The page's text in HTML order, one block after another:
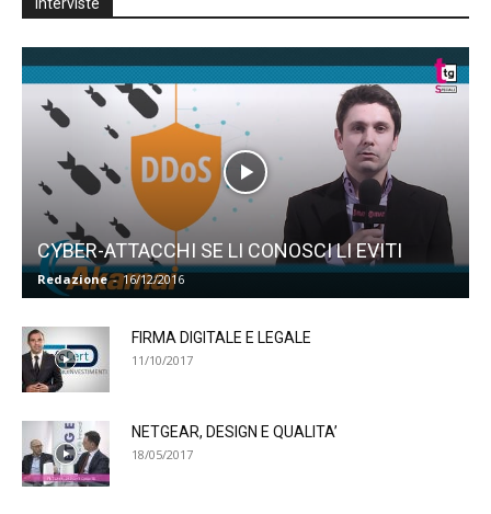
CYBER-ATTACCHI SE LI CONOSCI LI EVITI
Redazione - 16/12/2016
FIRMA DIGITALE E LEGALE
11/10/2017
NETGEAR, DESIGN E QUALITA’
18/05/2017